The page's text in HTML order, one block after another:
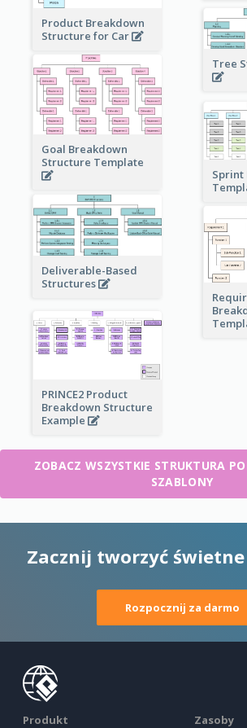
Product Breakdown
Structure for Car
Tree
Goal Breakdown
Structure Template
Sprint
Deliverable-Based
Structures
PRINCE2 Product
Breakdown Structure
Example
ZOBACZ WSZYSTKIE STRUKTURA
SZABLONY
Zacznij tworzyć
Rozpocznij za darmo
Produkt Zasoby